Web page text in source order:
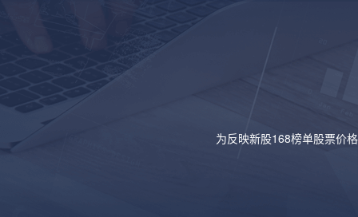
为反映新股168榜单股票价